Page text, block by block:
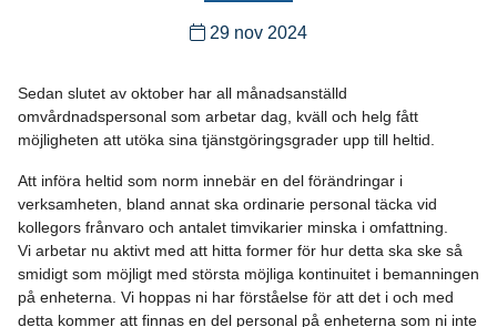
29 nov 2024
Sedan slutet av oktober har all månadsanställd
omvårdnadspersonal som arbetar dag, kväll och helg fått
möjligheten att utöka sina tjänstgöringsgrader upp till heltid.
Att införa heltid som norm innebär en del förändringar i
verksamheten, bland annat ska ordinarie personal täcka vid
kollegors frånvaro och antalet timvikarier minska i omfattning.
Vi arbetar nu aktivt med att hitta former för hur detta ska ske så
smidigt som möjligt med största möjliga kontinuitet i bemanningen
på enheterna. Vi hoppas ni har förståelse för att det i och med
detta kommer att finnas en del personal på enheterna som ni inte